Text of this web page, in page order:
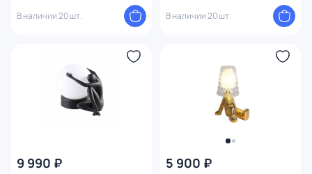
В наличии 20 шт.
В наличии 20 шт.
9 990 ₽ 5 900 ₽